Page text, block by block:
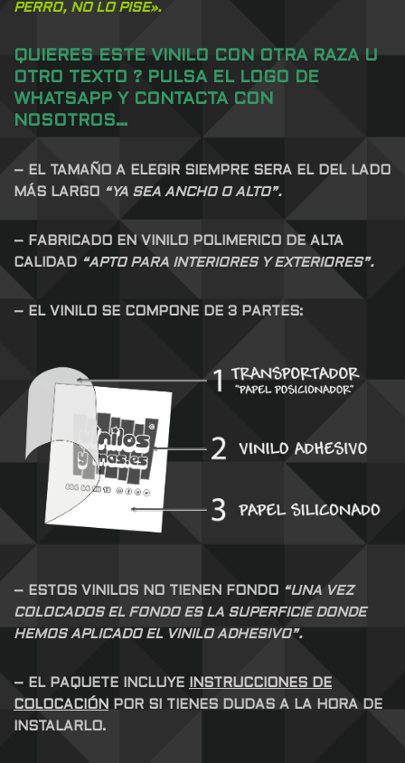
PERRO, NO LO PISE».
QUIERES ESTE VINILO CON OTRA RAZA U
OTRO TEXTO ? PULSA EL LOGO DE
WHATSAPP Y CONTACTA CON
NOSOTROS…
– EL TAMAÑO A ELEGIR SIEMPRE SERA EL DEL LADO
MÁS LARGO
“YA SEA ANCHO O ALTO”.
– FABRICADO EN VINILO POLIMERICO DE ALTA
CALIDAD “APTO PARA INTERIORES Y EXTERIORES”.
– EL VINILO SE COMPONE DE 3 PARTES:
– ESTOS VINILOS NO TIENEN FONDO “UNA VEZ
COLOCADOS EL FONDO ES LA SUPERFICIE DONDE
HEMOS APLICADO EL VINILO ADHESIVO”.
– EL PAQUETE INCLUYE
INSTRUCCIONES DE
COLOCACIÓN
POR SI TIENES DUDAS A LA HORA DE
INSTALARLO.